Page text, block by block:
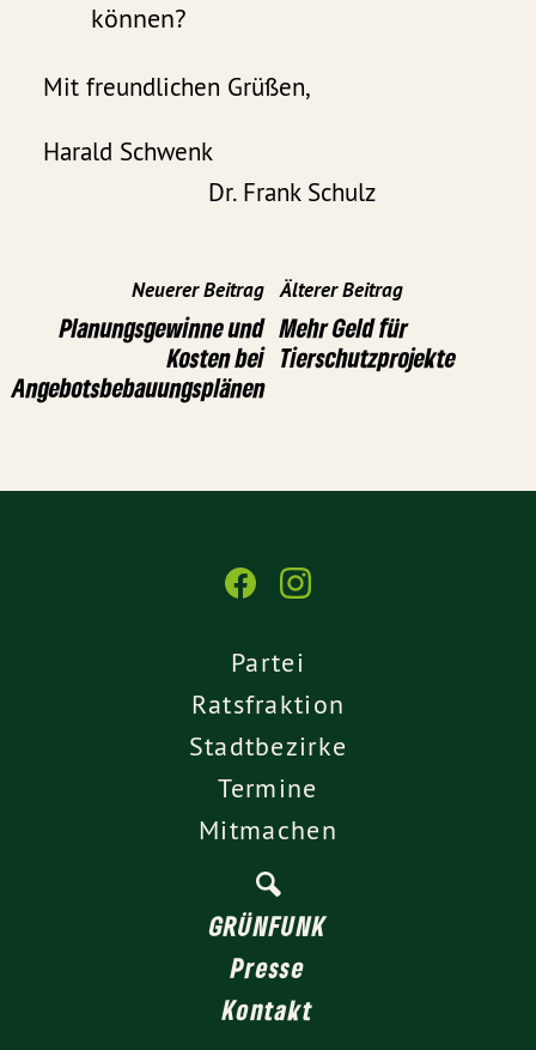
können?
Mit freundlichen Grüßen,
Harald Schwenk
Dr. Frank Schulz
Neuerer Beitrag
Planungsgewinne und
Kosten bei
Angebotsbebauungsplänen
Älterer Beitrag
Mehr Geld für
Tierschutzprojekte
Partei
Ratsfraktion
Stadtbezirke
Termine
Mitmachen
GRÜNFUNK
Presse
Kontakt